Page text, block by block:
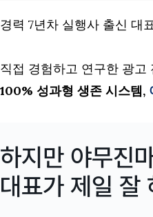
경력 7년차 실행사 출신 대
직접 경험하고 연구한 광고
100% 성과형 생존 시스템,
하지만 야무진
대표가 제일 잘